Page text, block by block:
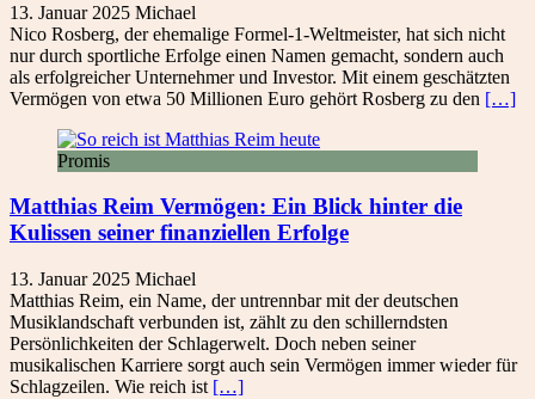
13. Januar 2025 Michael
Nico Rosberg, der ehemalige Formel-1-Weltmeister, hat sich nicht
nur durch sportliche Erfolge einen Namen gemacht, sondern auch
als erfolgreicher Unternehmer und Investor. Mit einem geschätzten
Vermögen von etwa 50 Millionen Euro gehört Rosberg zu den […]
Promis
Matthias Reim Vermögen: Ein Blick hinter die
Kulissen seiner finanziellen Erfolge
13. Januar 2025 Michael
Matthias Reim, ein Name, der untrennbar mit der deutschen
Musiklandschaft verbunden ist, zählt zu den schillerndsten
Persönlichkeiten der Schlagerwelt. Doch neben seiner
musikalischen Karriere sorgt auch sein Vermögen immer wieder für
Schlagzeilen. Wie reich ist […]